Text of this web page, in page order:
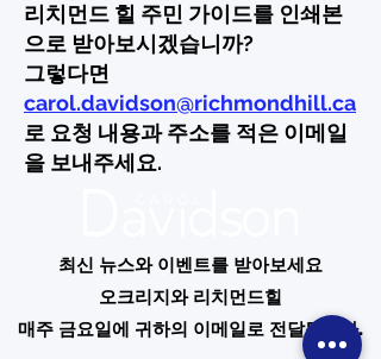
리치먼드 힐 주민 가이드를 인쇄본
으로 받아보시겠습니까?
그렇다면
carol.davidson@richmondhill.ca
로 요청 내용과 주소를 적은 이메일
을 보내주세요.
최신 뉴스와 이벤트를 받아보세요
오크리지와 리치먼드힐
매주 금요일에 귀하의 이메일로 전달됩니다.